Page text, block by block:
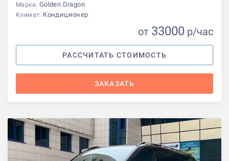
Марка: Golden Dragon
Климат: Кондиционер
от 33000 р/час
РАССЧИТАТЬ СТОИМОСТЬ
ЗАКАЗАТЬ